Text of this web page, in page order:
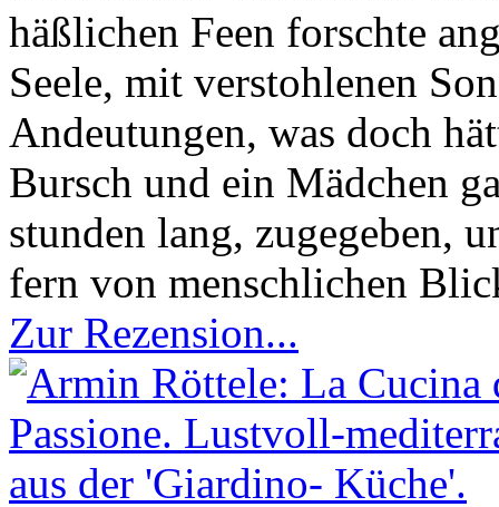
häßlichen Feen forschte
Seele, mit verstohlenen
Andeutungen, was doch
Bursch und ein Mädchen
stunden lang, zugegeben,
fern von menschlichen
Zur Rezension...